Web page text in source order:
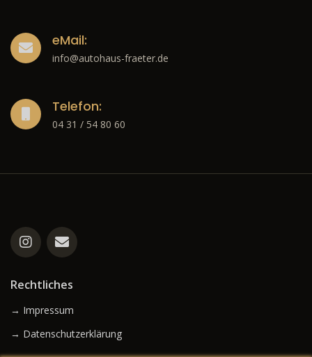
eMail:
info@autohaus-fraeter.de
Telefon:
04 31 / 54 80 60
Rechtliches
→ Impressum
→ Datenschutzerklärung